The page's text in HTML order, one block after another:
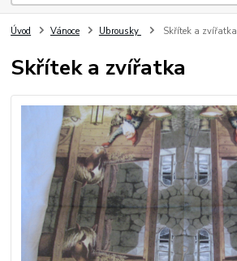
Úvod Vánoce Ubrousky Skřítek a zvířatka
Skřítek a zvířatka